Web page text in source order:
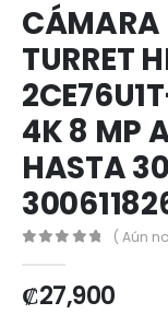
CÁMARA
TURRET
4K 8 MP
HASTA
( Aún
₡27,900